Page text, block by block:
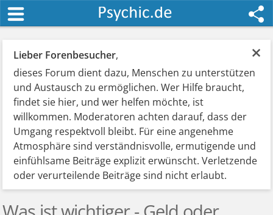
×
Lieber Forenbesucher,
dieses Forum dient dazu, Menschen zu unterstützen
und Austausch zu ermöglichen. Wer Hilfe braucht,
findet sie hier, und wer helfen möchte, ist
willkommen. Moderatoren achten darauf, dass der
Umgang respektvoll bleibt. Für eine angenehme
Atmosphäre sind verständnisvolle, ermutigende und
einfühlsame Beiträge explizit erwünscht. Verletzende
oder verurteilende Beiträge sind nicht erlaubt.